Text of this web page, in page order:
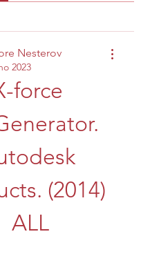
Nesterov
2023
force
(2014)
ALL